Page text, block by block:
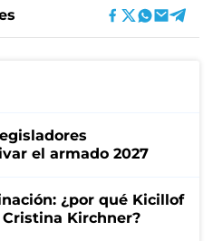
el armado 2027
¿por qué Kicillof
Kirchner?